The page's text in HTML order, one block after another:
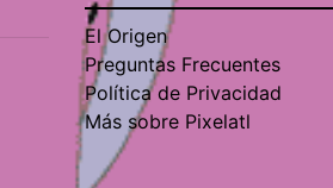
El Origen
Preguntas Frecuentes
Política de Privacidad
Más sobre Pixelatl